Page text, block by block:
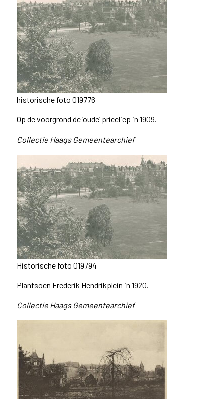
historische foto 019776
Op de voorgrond de ‘oude’ prieeliep in 1909.
Collectie Haags Gemeentearchief
Historische foto 019794
Plantsoen Frederik Hendrikplein in 1920.
Collectie Haags Gemeentearchief